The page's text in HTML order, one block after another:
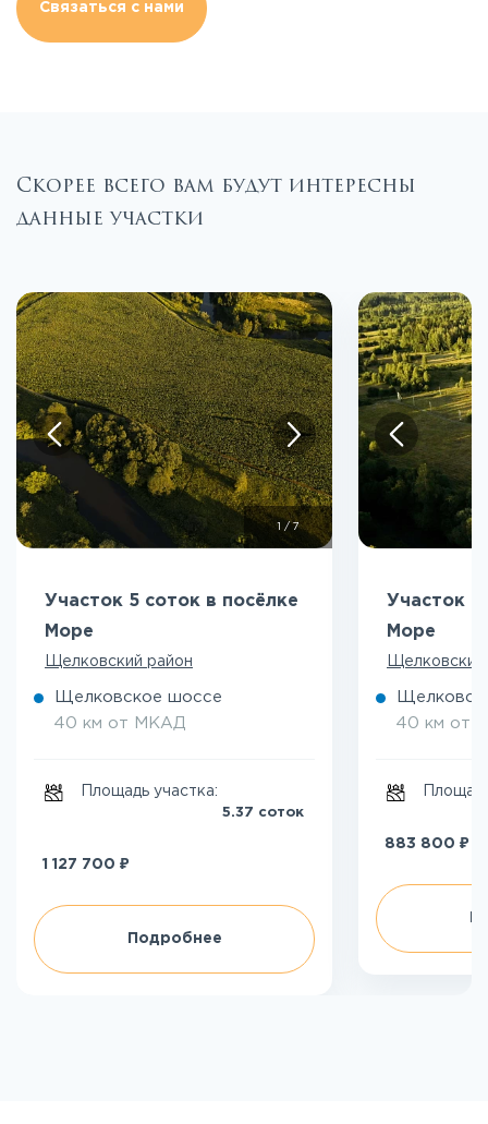
Связаться с нами
Скорее всего вам будут интересны
данные участки
/ 7
Участок 5 соток в посёлке
Море
Щелковский район
Щелковское шоссе
40 км от МКАД
Площадь участка:
5.37 соток
1 127 700 ₽
Подробнее
Участок 5
Море
Щелковский
40 км от
883 800 ₽